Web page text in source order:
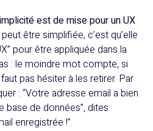
est de mise pour un UX
être simplifiée, c’est qu’elle
pour être appliquée dans la
: le moindre mot compte, si
pas hésiter à les retirer. Par
: “Votre adresse email a bien
base de données”, dites
enregistrée !”.